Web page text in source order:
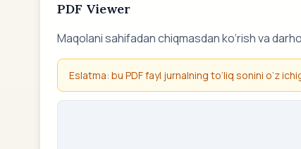
PDF Viewer
Maqolani sahifadan chiqmasdan ko‘rish va
Eslatma: bu PDF fayl jurnalning to‘liq sonini o‘z